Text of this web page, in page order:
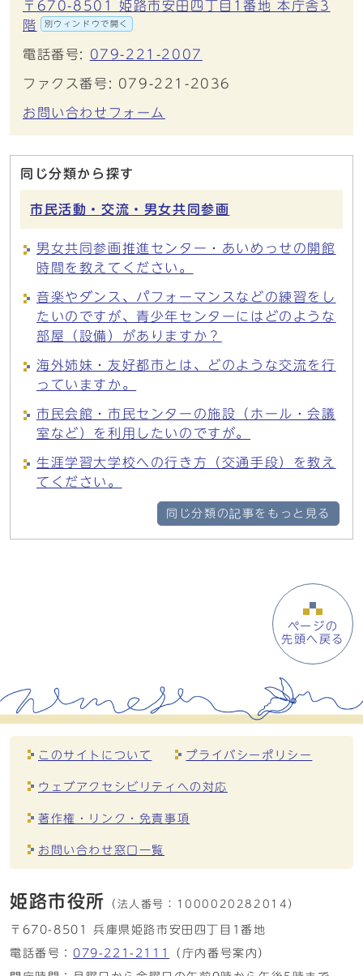
〒670-8501 姫路市安田四丁目1番地 本庁舎3
階
別ウィンドウで開く
電話番号: 079-221-2007
ファクス番号: 079-221-2036
お問い合わせフォーム
同じ分類から探す
市民活動・交流・男女共同参画
男女共同参画推進センター・あいめっせの開館
時間を教えてください。
音楽やダンス、パフォーマンスなどの練習をし
たいのですが、青少年センターにはどのような
部屋（設備）がありますか？
海外姉妹・友好都市とは、どのような交流を行
っていますか。
市民会館・市民センターの施設（ホール・会議
室など）を利用したいのですが。
生涯学習大学校への行き方（交通手段）を教え
てください。
同じ分類の記事をもっと見る
ページの
先頭へ戻る
このサイトについて プライバシーポリシー
ウェブアクセシビリティへの対応
著作権・リンク・免責事項
お問い合わせ窓口一覧
姫路市役所 （法人番号： 1000020282014）
〒670-8501 兵庫県姫路市安田四丁目1番地
電話番号： 079-221-2111
（庁内番号案内）